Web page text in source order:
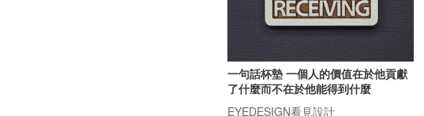
一句話杯墊 一個人的價值在於他貢獻
了什麼而不在於他能得到什麼
EYEDESIGN看見設計